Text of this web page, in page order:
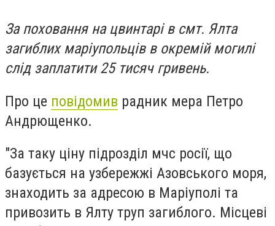
За поховання на цвинтарі в смт. Ялта
загиблих маріупольців в окремій могилі
слід заплатити 25 тисяч гривень.
Про це повідомив радник мера Петро
Андрющенко.
"За таку ціну підрозділ мчс росії, що
базується на узбережжі Азовського моря,
знаходить за адресою в Маріуполі та
привозить в Ялту труп загиблого. Місцеві